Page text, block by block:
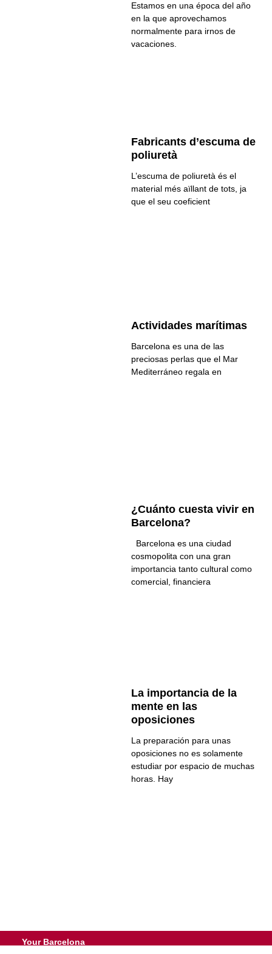
Estamos en una época del año
en la que aprovechamos
normalmente para irnos de
vacaciones.
Fabricants d’escuma de
poliuretà
L’escuma de poliuretà és el
material més aïllant de tots, ja
que el seu coeficient
Actividades marítimas
Barcelona es una de las
preciosas perlas que el Mar
Mediterráneo regala en
¿Cuánto cuesta vivir en
Barcelona?
Barcelona es una ciudad
cosmopolita con una gran
importancia tanto cultural como
comercial, financiera
La importancia de la
mente en las
oposiciones
La preparación para unas
oposiciones no es solamente
estudiar por espacio de muchas
horas. Hay
Your Barcelona